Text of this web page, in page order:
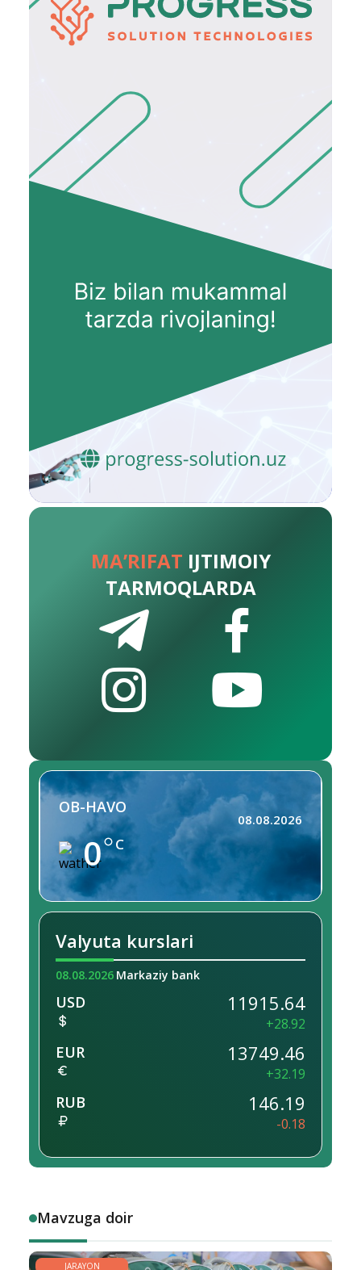
MA’RIFAT IJTIMOIY
TARMOQLARDA
OB-HAVO
0 C
08.08.2026
Valyuta kurslari
08.08.2026 Markaziy bank
USD 11915.64
+28.92
EUR 13749.46
+32.19
RUB 146.19
-0.18
Mavzuga doir
JARAYON